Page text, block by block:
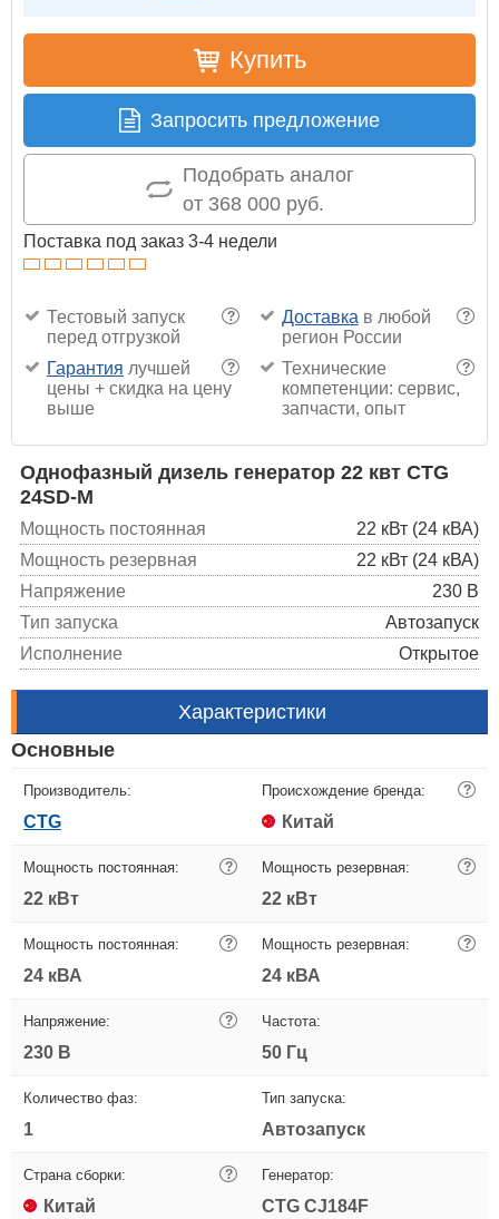
Купить
Запросить предложение
Подобрать аналог
от 368 000 руб.
Поставка под заказ 3-4 недели
?
Тестовый запуск
перед отгрузкой
?
Доставка в любой
регион России
?
Гарантия лучшей
цены + скидка на цену
выше
?
Технические
компетенции: сервис,
запчасти, опыт
Однофазный дизель генератор 22 квт CTG
24SD-M
Мощность постоянная
22 кВт (24 кВА)
Мощность резервная
22 кВт (24 кВА)
Напряжение
230 В
Тип запуска
Автозапуск
Исполнение
Открытое
Характеристики
Основные
Производитель:
CTG
Происхождение бренда: ?
Китай
Мощность постоянная: ?
22 кВт
Мощность резервная: ?
22 кВт
Мощность постоянная: ?
24 кВА
Мощность резервная: ?
24 кВА
Напряжение: ?
230 В
Частота:
50 Гц
Количество фаз:
1
Тип запуска:
Автозапуск
Страна сборки: ?
Китай
Генератор:
CTG CJ184F